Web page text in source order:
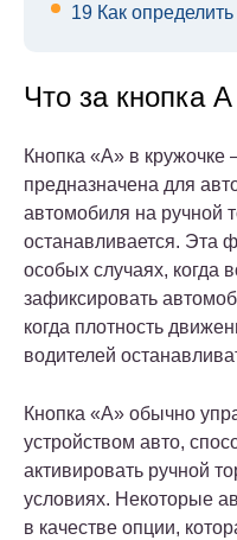
19 Как
Что за кнопка
Кнопка «А» в кружочке
предназначена для
автомобиля на ручной
останавливается. Эта
особых случаях, когда
зафиксировать
когда плотность
водителей
Кнопка «А» обычно
устройством авто,
активировать ручной
условиях. Некоторые
в качестве опции,